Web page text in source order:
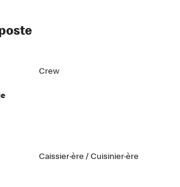
Crew
Caissier·ère / Cuisinier·ère